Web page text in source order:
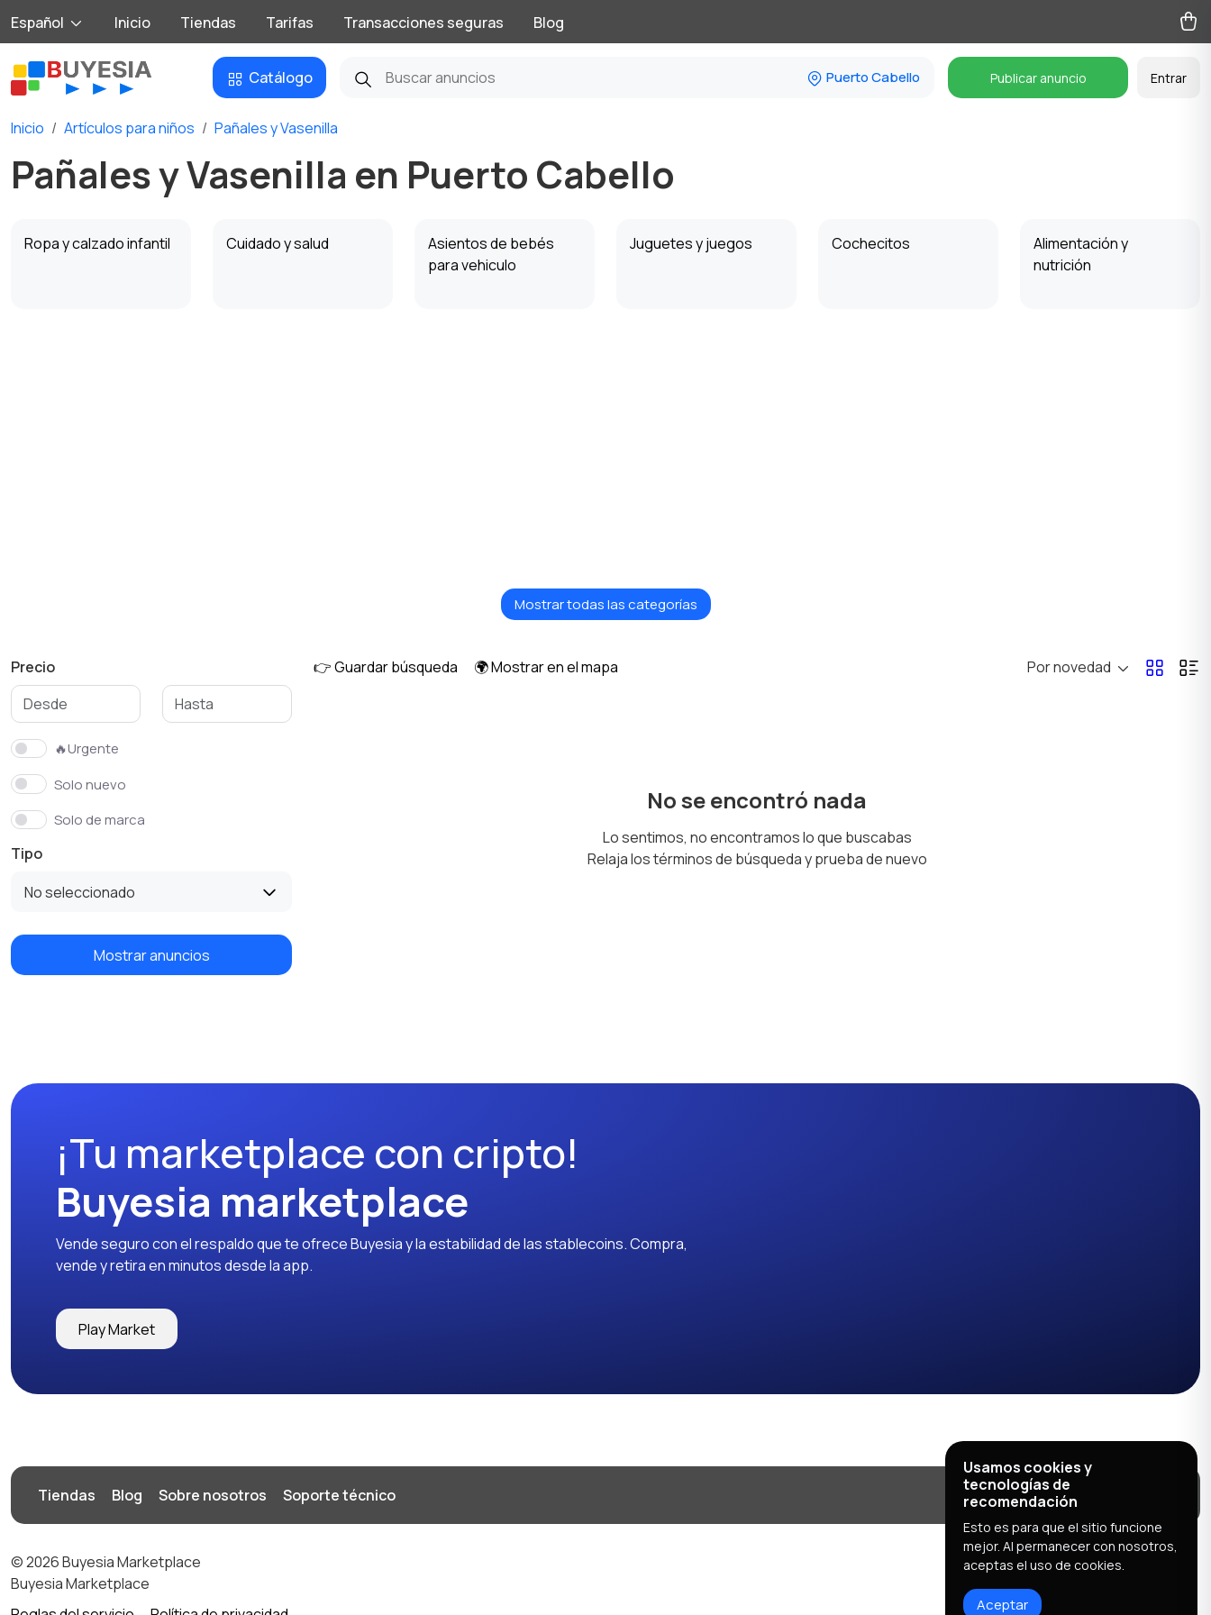
Español Inicio Tiendas Tarifas Transacciones seguras Blog
Catálogo Puerto Cabello Publicar anuncio Entrar
Inicio Artículos para niños Pañales y Vasenilla
Pañales y Vasenilla en Puerto Cabello
Ropa y calzado infantil Cuidado y salud
Asientos de bebés
para vehiculo
Juguetes y juegos Cochecitos
Alimentación y
nutrición
Mostrar todas las categorías
Precio
🔥Urgente
Solo nuevo
Solo de marca
Tipo
No seleccionado
Mostrar anuncios
👉 Guardar búsqueda 🌍 Mostrar en el mapa Por novedad
No se encontró nada
Lo sentimos, no encontramos lo que buscabas
Relaja los términos de búsqueda y prueba de nuevo
¡Tu marketplace con cripto!
Buyesia marketplace
Vende seguro con el respaldo que te ofrece Buyesia y la estabilidad de las stablecoins. Compra,
vende y retira en minutos desde la app.
Play Market
Tiendas Blog Sobre nosotros Soporte técnico
© 2026 Buyesia Marketplace
Buyesia Marketplace
Usamos cookies y
tecnologías de
recomendación
Esto es para que el sitio funcione
mejor. Al permanecer con nosotros,
aceptas el uso de cookies.
Aceptar